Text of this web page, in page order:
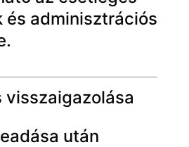
és adminisztrációs
visszaigazolása
után